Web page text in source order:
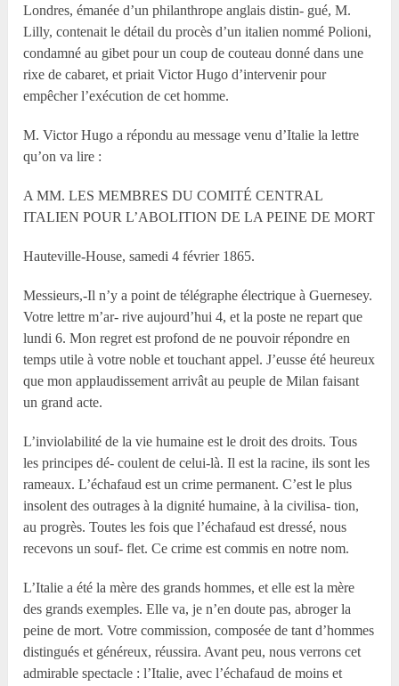
Londres, émanée d’un philanthrope anglais distin- gué, M.
Lilly, contenait le détail du procès d’un italien nommé Polioni,
condamné au gibet pour un coup de couteau donné dans une
rixe de cabaret, et priait Victor Hugo d’intervenir pour
empêcher l’exécution de cet homme.
M. Victor Hugo a répondu au message venu d’Italie la lettre
qu’on va lire :
A MM. LES MEMBRES DU COMITÉ CENTRAL
ITALIEN POUR L’ABOLITION DE LA PEINE DE MORT
Hauteville-House, samedi 4 février 1865.
Messieurs,-Il n’y a point de télégraphe électrique à Guernesey.
Votre lettre m’ar- rive aujourd’hui 4, et la poste ne repart que
lundi 6. Mon regret est profond de ne pouvoir répondre en
temps utile à votre noble et touchant appel. J’eusse été heureux
que mon applaudissement arrivât au peuple de Milan faisant
un grand acte.
L’inviolabilité de la vie humaine est le droit des droits. Tous
les principes dé- coulent de celui-là. Il est la racine, ils sont les
rameaux. L’échafaud est un crime permanent. C’est le plus
insolent des outrages à la dignité humaine, à la civilisa- tion,
au progrès. Toutes les fois que l’échafaud est dressé, nous
recevons un souf- flet. Ce crime est commis en notre nom.
L’Italie a été la mère des grands hommes, et elle est la mère
des grands exemples. Elle va, je n’en doute pas, abroger la
peine de mort. Votre commission, composée de tant d’hommes
distingués et généreux, réussira. Avant peu, nous verrons cet
admirable spectacle : l’Italie, avec l’échafaud de moins et